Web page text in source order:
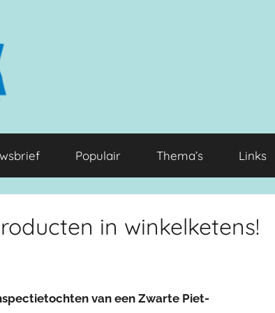
Populair Thema’s Links
in winkelketens!
van een Zwarte Piet-